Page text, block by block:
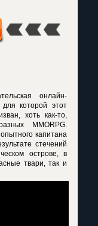
онлайн-
которой этот
хоть как-то,
MMORPG.
капитана
стечений
острове, в
твари, так и